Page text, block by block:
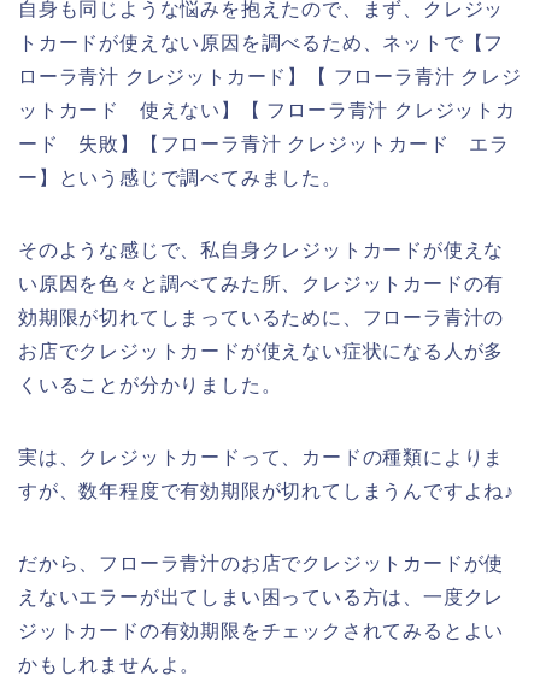
自身も同じような悩みを抱えたので、まず、クレジッ
トカードが使えない原因を調べるため、ネットで【フ
ローラ青汁 クレジットカード】【 フローラ青汁 クレジ
ットカード 使えない】【 フローラ青汁 クレジットカ
ード 失敗】【フローラ青汁 クレジットカード エラ
ー】という感じで調べてみました。
そのような感じで、私自身クレジットカードが使えな
い原因を色々と調べてみた所、クレジットカードの有
効期限が切れてしまっているために、フローラ青汁の
お店でクレジットカードが使えない症状になる人が多
くいることが分かりました。
実は、クレジットカードって、カードの種類によりま
すが、数年程度で有効期限が切れてしまうんですよね♪
だから、フローラ青汁のお店でクレジットカードが使
えないエラーが出てしまい困っている方は、一度クレ
ジットカードの有効期限をチェックされてみるとよい
かもしれませんよ。